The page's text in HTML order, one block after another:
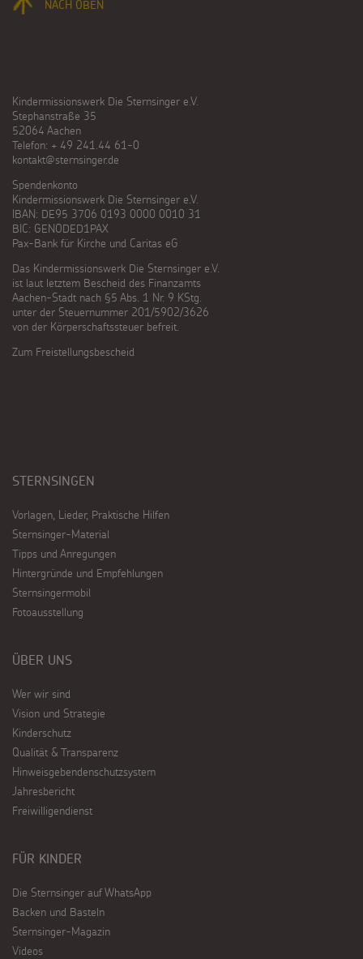
NACH OBEN
Kindermissionswerk Die Sternsinger e.V.
Stephanstraße 35
52064 Aachen
Telefon: + 49 241.44 61-0
kontakt@sternsinger.de
Spendenkonto
Kindermissionswerk Die Sternsinger e.V.
IBAN: DE95 3706 0193 0000 0010 31
BIC: GENODED1PAX
Pax-Bank für Kirche und Caritas eG
Das Kindermissionswerk Die Sternsinger e.V.
ist laut letztem Bescheid des Finanzamts
Aachen-Stadt nach §5 Abs. 1 Nr. 9 KStg.
unter der Steuernummer 201/5902/3626
von der Körperschaftssteuer befreit.
Zum Freistellungsbescheid
STERNSINGEN
Vorlagen, Lieder, Praktische Hilfen
Sternsinger-Material
Tipps und Anregungen
Hintergründe und Empfehlungen
Sternsingermobil
Fotoausstellung
ÜBER UNS
Wer wir sind
Vision und Strategie
Kinderschutz
Qualität & Transparenz
Hinweisgebendenschutzsystem
Jahresbericht
Freiwilligendienst
FÜR KINDER
Die Sternsinger auf WhatsApp
Backen und Basteln
Sternsinger-Magazin
Videos